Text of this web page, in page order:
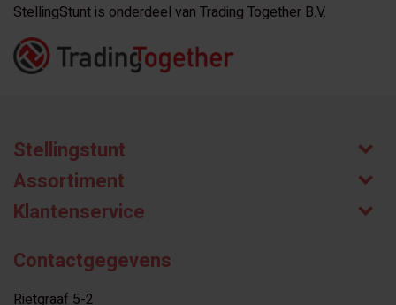
StellingStunt is onderdeel van Trading Together B.V.
Stellingstunt
Assortiment
Klantenservice
Contactgegevens
Rietgraaf 5-2